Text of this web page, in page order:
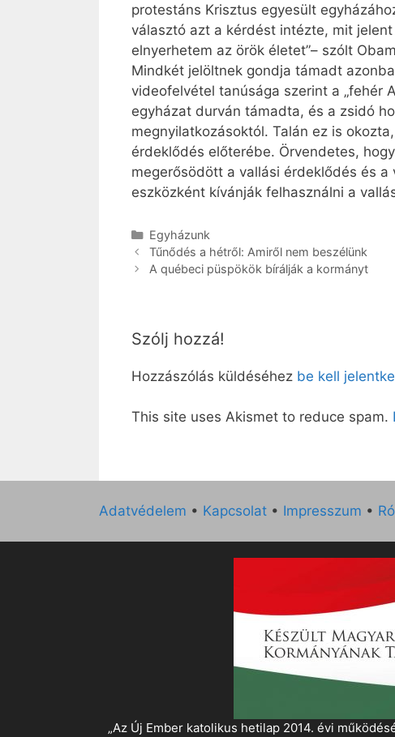
protestáns Krisztus egyesült
választó azt a kérdést intézte, mit
elnyerhetem az örök életet”– szólt
Mindkét jelöltnek gondja támadt
videofelvétel tanúsága szerint a „fehér
egyházat durván támadta, és a zsidó
megnyilatkozásoktól. Talán ez is
érdeklődés előterébe. Örvendetes,
megerősödött a vallási érdeklődés és
eszközként kívánják felhasználni a
Kategória
Egyházunk
Tűnődés a hétről: Amiről nem beszélünk
A québeci püspökök bírálják a kormányt
Szólj hozzá!
Hozzászólás küldéséhez be kell
This site uses Akismet to reduce spam.
Adatvédelem • Kapcsolat • Impresszum •
„Az Új Ember katolikus hetilap 2014. évi